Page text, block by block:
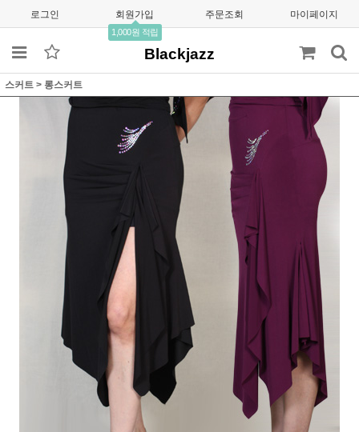
로그인 회원가입
1,000원 적립
주문조회 마이페이지
Blackjazz
스커트 > 롱스커트